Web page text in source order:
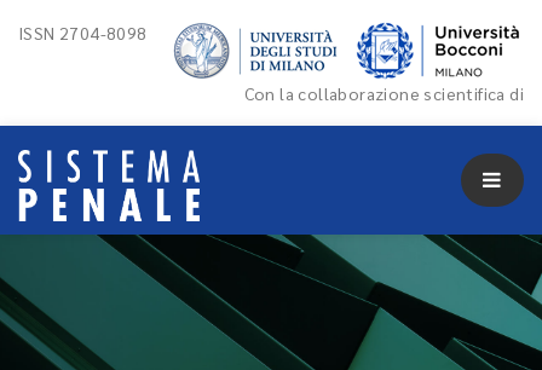
ISSN 2704-8098
Con la collaborazione scientifica di